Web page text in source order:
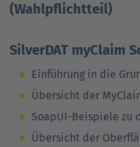
(Wahlpflichtteil)
SilverDAT myClaim
Einführung in die
Übersicht der
SoapUI-Beispiele zu
Übersicht der